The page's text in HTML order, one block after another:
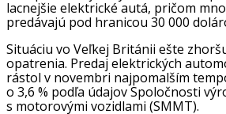
lacnejšie elektrické autá, pričom
predávajú pod hranicou 30 000
Situáciu vo Veľkej Británii ešte
opatrenia. Predaj elektrických
rástol v novembri najpomalším
o 3,6 % podľa údajov Spoločnosti
s motorovými vozidlami (SMMT).